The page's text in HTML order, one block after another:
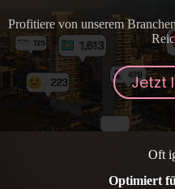
Profitiere von unserem
Jetzt
Oft
Optimiert